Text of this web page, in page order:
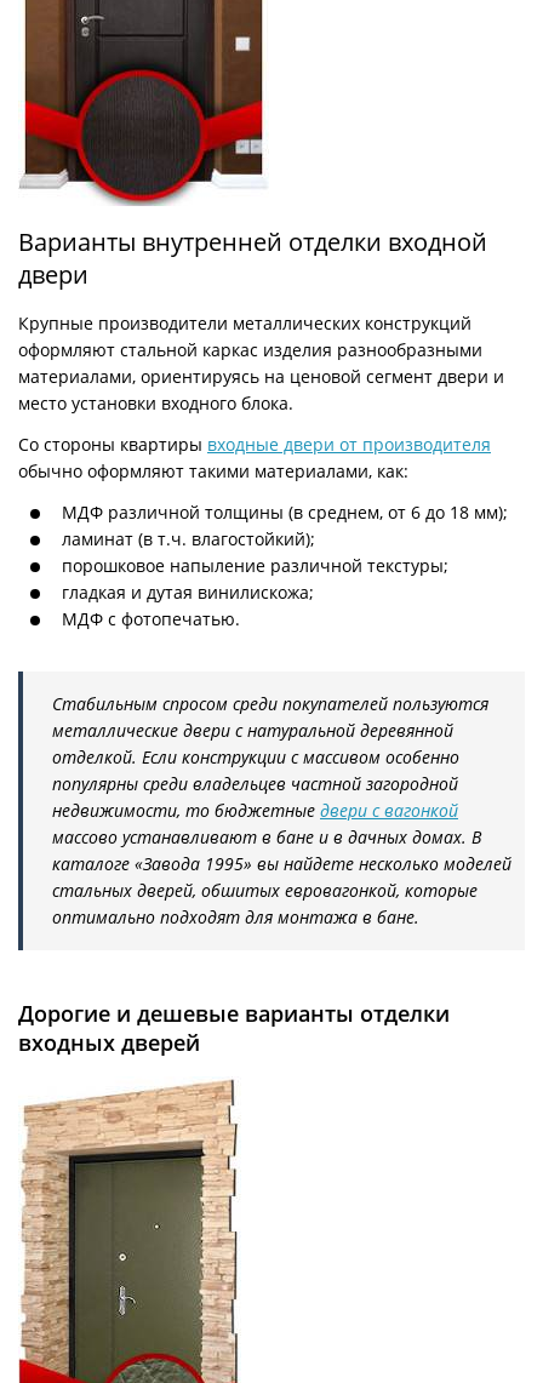
Варианты внутренней отделки входной
двери
Крупные производители металлических конструкций
оформляют стальной каркас изделия разнообразными
материалами, ориентируясь на ценовой сегмент двери и
место установки входного блока.
Со стороны квартиры входные двери от производителя
обычно оформляют такими материалами, как:
МДФ различной толщины (в среднем, от 6 до 18 мм);
ламинат (в т.ч. влагостойкий);
порошковое напыление различной текстуры;
гладкая и дутая винилискожа;
МДФ с фотопечатью.
Стабильным спросом среди покупателей пользуются
металлические двери с натуральной деревянной
отделкой. Если конструкции с массивом особенно
популярны среди владельцев частной загородной
недвижимости, то бюджетные двери с вагонкой
массово устанавливают в бане и в дачных домах. В
каталоге «Завода 1995» вы найдете несколько моделей
стальных дверей, обшитых евровагонкой, которые
оптимально подходят для монтажа в бане.
Дорогие и дешевые варианты отделки
входных дверей